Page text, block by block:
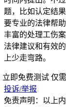
题，比如认定结
要专业的法律帮助
丰富的处理工伤
法律建议和有效
上少走弯路。
立即免费测试 仅
投诉/举报
免责声明：以上